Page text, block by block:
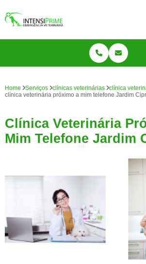
Home Serviços clínicas veterinárias
clínica
clínica veterinária próximo a mim telefone Jardim
Clínica Veterinária
Mim Telefone Jardim